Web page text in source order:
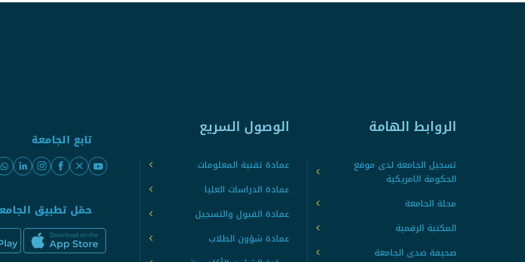
الروابط الهامة
تسجيل الجامعة لدى موقع
الحكومة الامريكية
مجلة الجامعة
المكتبة الرقمية
صحيفة صدى الجامعة
الوصول السريع
عمادة تقنية المعلومات
عمادة الدراسات العليا
عمادة القبول والتسجيل
عمادة شؤون الطلاب
تابع الجامعة
حمّل تطبيق